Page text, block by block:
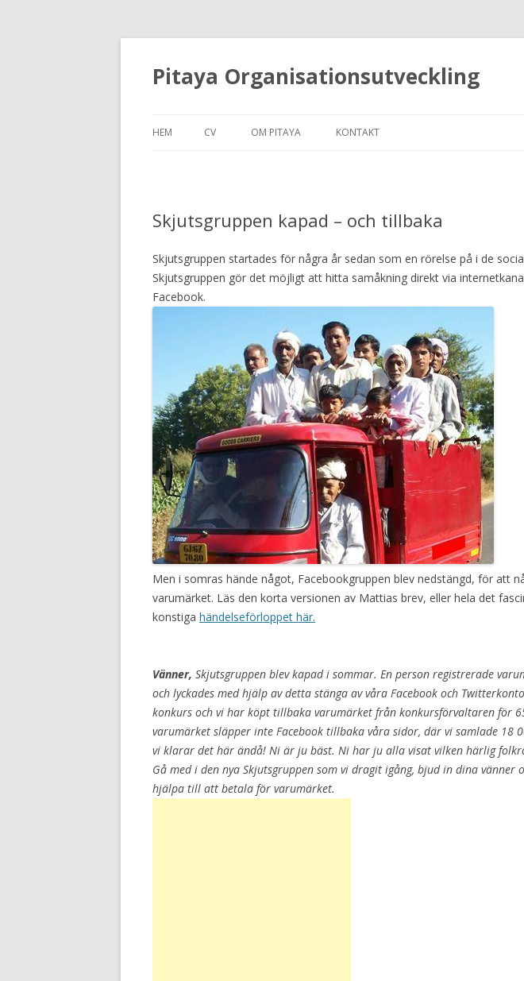
Pitaya Organisationsutveckling
HEM CV OM PITAYA KONTAKT
Skjutsgruppen kapad – och tillbaka
Skjutsgruppen startades för några år sedan som en rörelse på i de
Skjutsgruppen gör det möjligt att hitta samåkning direkt via
Facebook.
Men i somras hände något, Facebookgruppen blev nedstängd, för att
varumärket. Läs den korta versionen av Mattias brev, eller hela det
konstiga händelseförloppet här.
Vänner, Skjutsgruppen blev kapad i sommar. En person registrerade
och lyckades med hjälp av detta stänga av våra Facebook och
konkurs och vi har köpt tillbaka varumärket från konkursförvaltaren för
varumärket släpper inte Facebook tillbaka våra sidor, där vi samlade 18
vi klarar det här ändå! Ni är ju bäst. Ni har ju alla visat vilken härlig
Gå med i den nya Skjutsgruppen som vi dragit igång, bjud in dina vänner
hjälpa till att betala för varumärket.